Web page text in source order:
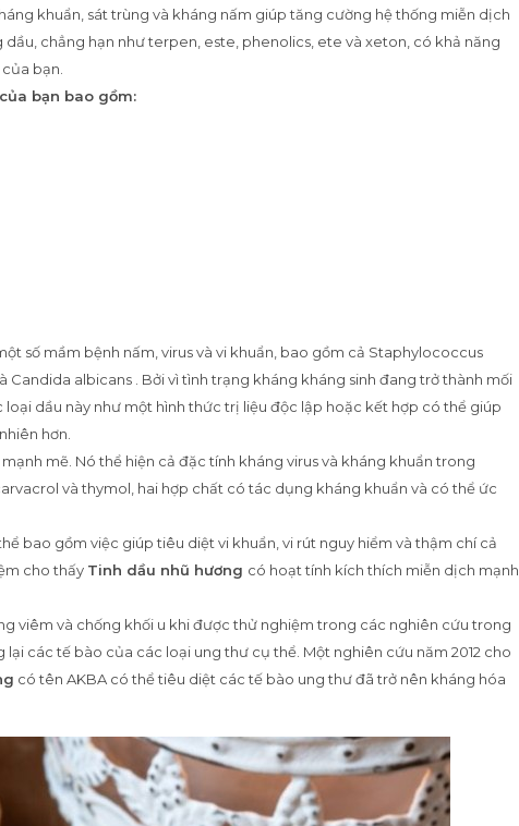
khuẩn, sát trùng và kháng nấm giúp tăng cường hệ thống miễn dịch
chẳng hạn như terpen, este, phenolics, ete và xeton, có khả năng
bạn.
bạn bao gồm:
số mầm bệnh nấm, virus và vi khuẩn, bao gồm cả Staphylococcus
albicans . Bởi vì tình trạng kháng kháng sinh đang trở thành mối
dầu này như một hình thức trị liệu độc lập hoặc kết hợp có thể giúp
hơn.
mẽ. Nó thể hiện cả đặc tính kháng virus và kháng khuẩn trong
và thymol, hai hợp chất có tác dụng kháng khuẩn và có thể ức
bao gồm việc giúp tiêu diệt vi khuẩn, vi rút nguy hiểm và thậm chí cả
cho thấy Tinh dầu nhũ hương có hoạt tính kích thích miễn dịch mạnh
viêm và chống khối u khi được thử nghiệm trong các nghiên cứu trong
các tế bào của các loại ung thư cụ thể. Một nghiên cứu năm 2012 cho
có tên AKBA có thể tiêu diệt các tế bào ung thư đã trở nên kháng hóa